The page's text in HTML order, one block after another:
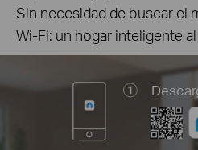
Sin necesidad de buscar el
Wi-Fi: un hogar inteligente